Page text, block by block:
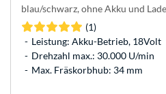
blau/schwarz, ohne Akku und
(1)
Leistung: Akku-Betrieb, 18Volt
Drehzahl max.: 30.000 U/min
Max. Fräskorbhub: 34 mm